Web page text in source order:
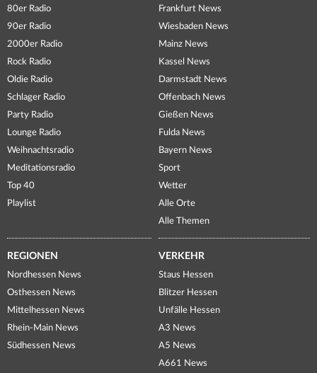
80er Radio
90er Radio
2000er Radio
Rock Radio
Oldie Radio
Schlager Radio
Party Radio
Lounge Radio
Weihnachtsradio
Meditationsradio
Top 40
Playlist
Frankfurt News
Wiesbaden News
Mainz News
Kassel News
Darmstadt News
Offenbach News
Gießen News
Fulda News
Bayern News
Sport
Wetter
Alle Orte
Alle Themen
REGIONEN
Nordhessen News
Osthessen News
Mittelhessen News
Rhein-Main News
Südhessen News
VERKEHR
Staus Hessen
Blitzer Hessen
Unfälle Hessen
A3 News
A5 News
A661 News